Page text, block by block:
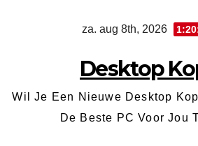
za. aug 8th, 2026
Desktop
Wil Je Een Nieuwe Desktop
De Beste PC Voor Jou